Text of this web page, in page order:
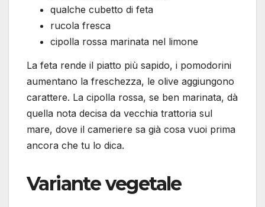
qualche cubetto di feta
rucola fresca
cipolla rossa marinata nel limone
La feta rende il piatto più sapido, i pomodorini
aumentano la freschezza, le olive aggiungono
carattere. La cipolla rossa, se ben marinata, dà
quella nota decisa da vecchia trattoria sul
mare, dove il cameriere sa già cosa vuoi prima
ancora che tu lo dica.
Variante vegetale